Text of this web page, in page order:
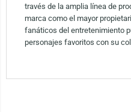
través de la amplia línea de
marca como el mayor
fanáticos del entretenimiento
personajes favoritos con su